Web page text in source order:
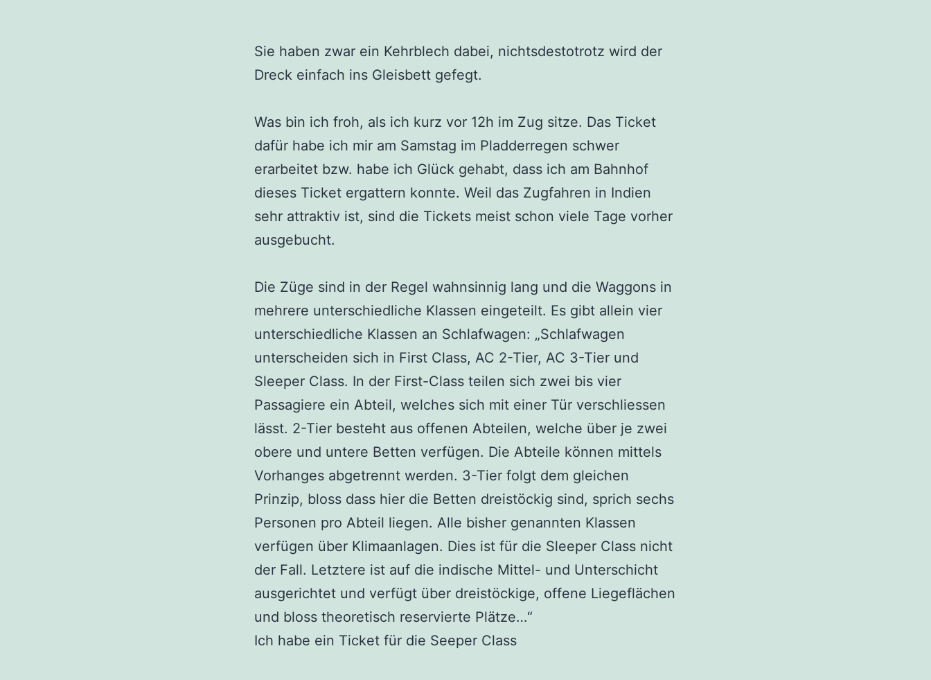
Sie haben zwar ein Kehrblech dabei, nichtsdestotrotz wird der
Dreck einfach ins Gleisbett gefegt.
Was bin ich froh, als ich kurz vor 12h im Zug sitze. Das Ticket
dafür habe ich mir am Samstag im Pladderregen schwer
erarbeitet bzw. habe ich Glück gehabt, dass ich am Bahnhof
dieses Ticket ergattern konnte. Weil das Zugfahren in Indien
sehr attraktiv ist, sind die Tickets meist schon viele Tage vorher
ausgebucht.
Die Züge sind in der Regel wahnsinnig lang und die Waggons in
mehrere unterschiedliche Klassen eingeteilt. Es gibt allein vier
unterschiedliche Klassen an Schlafwagen: „Schlafwagen
unterscheiden sich in First Class, AC 2-Tier, AC 3-Tier und
Sleeper Class. In der First-Class teilen sich zwei bis vier
Passagiere ein Abteil, welches sich mit einer Tür verschliessen
lässt. 2-Tier besteht aus offenen Abteilen, welche über je zwei
obere und untere Betten verfügen. Die Abteile können mittels
Vorhanges abgetrennt werden. 3-Tier folgt dem gleichen
Prinzip, bloss dass hier die Betten dreistöckig sind, sprich sechs
Personen pro Abteil liegen. Alle bisher genannten Klassen
verfügen über Klimaanlagen. Dies ist für die Sleeper Class nicht
der Fall. Letztere ist auf die indische Mittel- und Unterschicht
ausgerichtet und verfügt über dreistöckige, offene Liegeflächen
und bloss theoretisch reservierte Plätze…“
Ich habe ein Ticket für die Seeper Class